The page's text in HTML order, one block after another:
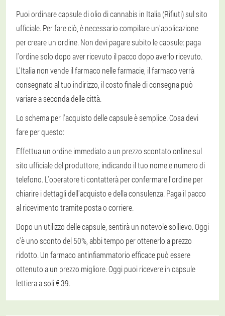
Puoi ordinare capsule di olio di cannabis in Italia (Rifiuti) sul sito
ufficiale. Per fare ciò, è necessario compilare un'applicazione
per creare un ordine. Non devi pagare subito le capsule: paga
l'ordine solo dopo aver ricevuto il pacco dopo averlo ricevuto.
L'Italia non vende il farmaco nelle farmacie, il farmaco verrà
consegnato al tuo indirizzo, il costo finale di consegna può
variare a seconda delle città.
Lo schema per l'acquisto delle capsule è semplice. Cosa devi
fare per questo:
Effettua un ordine immediato a un prezzo scontato online sul
sito ufficiale del produttore, indicando il tuo nome e numero di
telefono. L'operatore ti contatterà per confermare l'ordine per
chiarire i dettagli dell'acquisto e della consulenza. Paga il pacco
al ricevimento tramite posta o corriere.
Dopo un utilizzo delle capsule, sentirà un notevole sollievo. Oggi
c'è uno sconto del 50%, abbi tempo per ottenerlo a prezzo
ridotto. Un farmaco antinfiammatorio efficace può essere
ottenuto a un prezzo migliore. Oggi puoi ricevere in capsule
lettiera a soli € 39.